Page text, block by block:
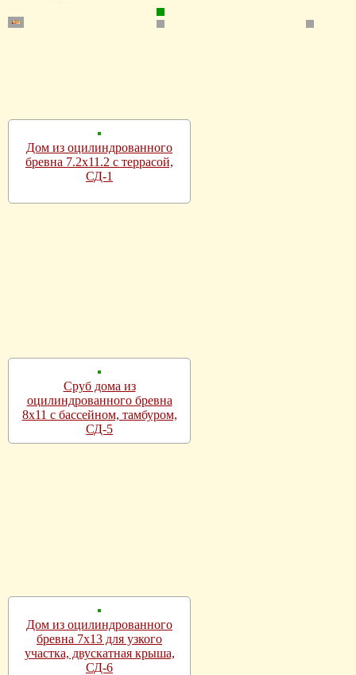
Дом из оцилиндрованного
бревна 7.2х11.2 с террасой,
СД-1
Сруб дома из
оцилиндрованного бревна
8х11 с бассейном, тамбуром,
СД-5
Дом из оцилиндрованного
бревна 7х13 для узкого
участка, двускатная крыша,
СД-6